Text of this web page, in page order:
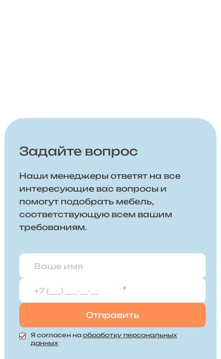
Задайте вопрос
Наши менеджеры ответят на все
интересующие вас вопросы и
помогут подобрать мебель,
соответствующую всем вашим
требованиям.
*
Я согласен на обработку персональных
данных